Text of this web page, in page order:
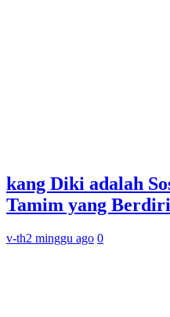
kang Diki adalah
Tamim yang
v-th2 minggu ago 0